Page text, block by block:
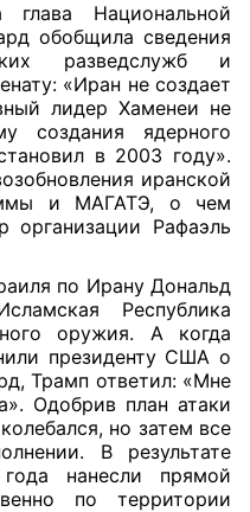
Национальной
обобщила сведения
разведслужб и
«Иран не создает
лидер Хаменеи не
создания ядерного
в 2003 году».
иранской
и МАГАТЭ, о чем
организации Рафаэль
по Ирану Дональд
Республика
оружия. А когда
президенту США о
Трамп ответил: «Мне
Одобрив план атаки
но затем все
В результате
нанесли прямой
по территории